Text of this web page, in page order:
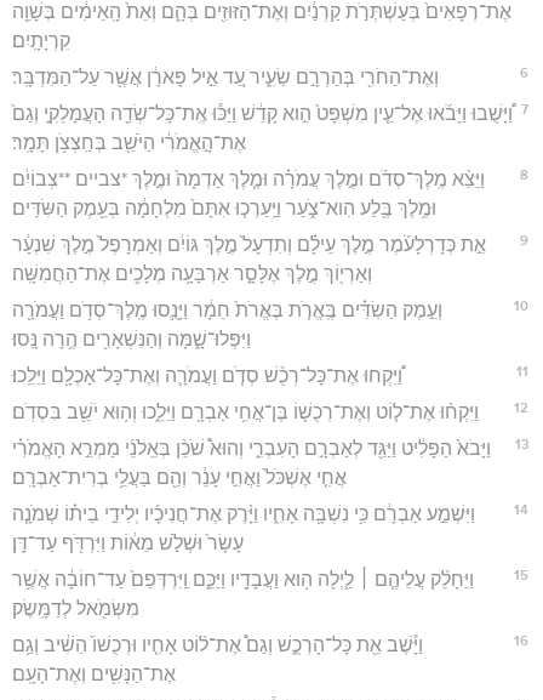
אֶת־רְפָאִים֙ בְּעַשְׁתְּרֹ֣ת קַרְנַ֔יִם וְאֶת־הַזּוּזִ֖ים בְּהָ֑ם וְאֵת֙ הָֽאֵימִ֔ים בְּשָׁוֵ֖ה
קִרְיָתָֽיִם׃
6 וְאֶת־הַחֹרִ֖י בְּהַרְרָ֣ם שֵׂעִ֑יר עַ֚ד אֵ֣יל פָּארָ֔ן אֲשֶׁ֖ר עַל־הַמִּדְבָּֽר׃
7 וַ֠יָּשֻׁבוּ וַיָּבֹ֜אוּ אֶל־עֵ֤ין מִשְׁפָּט֙ הִ֣וא קָדֵ֔שׁ וַיַּכּ֕וּ אֶֽת־כָּל־שְׂדֵ֖ה הָעֲמָלֵקִ֑י וְגַם֙
אֶת־הָ֣אֱמֹרִ֔י הַיֹּשֵׁ֖ב בְּחַֽצְצֹ֥ן תָּמָֽר׃
8
וַיֵּצֵ֨א מֶֽלֶךְ־סְדֹ֜ם וּמֶ֣לֶךְ עֲמֹרָ֗ה וּמֶ֤לֶךְ אַדְמָה֙ וּמֶ֣לֶךְ *צביים **צְבוֹיִ֔ם
וּמֶ֥לֶךְ בֶּ֖לַע הִוא־צֹ֑עַר וַיַּֽעַרְכ֤וּ אִתָּם֙ מִלְחָמָ֔ה בְּעֵ֖מֶק הַשִּׂדִּֽים׃
9
אֵ֣ת כְּדָרְלָעֹ֜מֶר מֶ֣לֶךְ עֵילָ֗ם וְתִדְעָל֙ מֶ֣לֶךְ גּוֹיִ֔ם וְאַמְרָפֶל֙ מֶ֣לֶךְ שִׁנְעָ֔ר
וְאַרְי֖וֹךְ מֶ֣לֶךְ אֶלָּסָ֑ר אַרְבָּעָ֥ה מְלָכִ֖ים אֶת־הַחֲמִשָּֽׁה׃
10
וְעֵ֣מֶק הַשִׂדִּ֗ים בֶּֽאֱרֹ֤ת בֶּאֱרֹת֙ חֵמָ֔ר וַיָּנֻ֛סוּ מֶֽלֶךְ־סְדֹ֥ם וַעֲמֹרָ֖ה
וַיִּפְּלוּ־שָׁ֑מָּה וְהַנִּשְׁאָרִ֖ים הֶ֥רָה נָּֽסוּ׃
11 וַ֠יִּקְחוּ אֶת־כָּל־רְכֻ֨שׁ סְדֹ֧ם וַעֲמֹרָ֛ה וְאֶת־כָּל־אָכְלָ֖ם וַיֵּלֵֽכוּ׃
12 וַיִּקְח֨וּ אֶת־ל֧וֹט וְאֶת־רְכֻשׁ֛וֹ בֶּן־אֲחִ֥י אַבְרָ֖ם וַיֵּלֵ֑כוּ וְה֥וּא יֹשֵׁ֖ב בִּסְדֹֽם׃
13
וַיָּבֹא֙ הַפָּלִ֔יט וַיַּגֵּ֖ד לְאַבְרָ֣ם הָעִבְרִ֑י וְהוּא֩ שֹׁכֵ֨ן בְּאֵֽלֹנֵ֜י מַמְרֵ֣א הָאֱמֹרִ֗י
אֲחִ֤י אֶשְׁכֹּל֙ וַאֲחִ֣י עָנֵ֔ר וְהֵ֖ם בַּעֲלֵ֥י בְרִית־אַבְרָֽם׃
14
וַיִּשְׁמַ֣ע אַבְרָ֔ם כִּ֥י נִשְׁבָּ֖ה אָחִ֑יו וַיָּ֨רֶק אֶת־חֲנִיכָ֜יו יְלִידֵ֣י בֵית֗וֹ שְׁמֹנָ֤ה
עָשָׂר֙ וּשְׁלֹ֣שׁ מֵא֔וֹת וַיִּרְדֹּ֖ף עַד־דָּֽן׃
15
וַיֵּחָלֵ֨ק עֲלֵיהֶ֧ם ׀ לַ֛יְלָה ה֥וּא וַעֲבָדָ֖יו וַיַּכֵּ֑ם וַֽיִּרְדְּפֵם֙ עַד־חוֹבָ֔ה אֲשֶׁ֥ר
מִשְּׂמֹ֖אל לְדַמָּֽשֶׂק׃
16
וַיָּ֕שֶׁב אֵ֖ת כָּל־הָרְכֻ֑שׁ וְגַם֩ אֶת־ל֨וֹט אָחִ֤יו וּרְכֻשׁוֹ֙ הֵשִׁ֔יב וְגַ֥ם
אֶת־הַנָּשִׁ֖ים וְאֶת־הָעָֽם׃